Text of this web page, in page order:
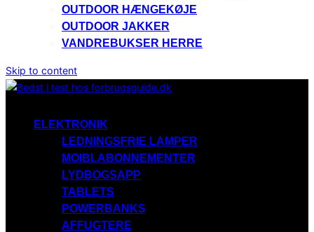
OUTDOOR HÆNGEKØJE
OUTDOOR JAKKER
VANDREBUKSER HERRE
Skip to content
ELEKTRONIK
LEDNINGSFRIE LAMPER
MOIBLABONNEMENTER
LYDBOGSAPP
TABLETS
POWERBANKS
AFFUGTERE